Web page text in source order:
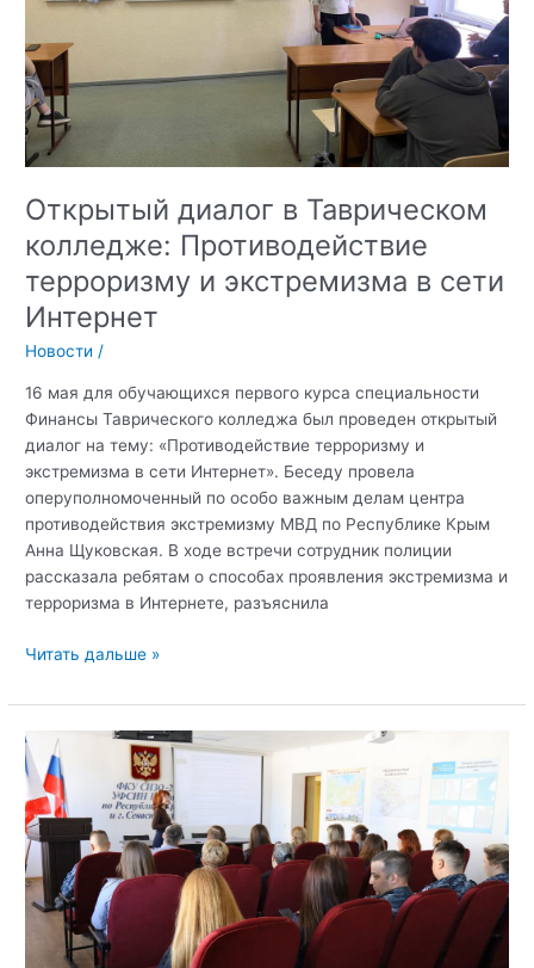
Открытый диалог в Таврическом
колледже: Противодействие
терроризму и экстремизма в сети
Интернет
Новости /
16 мая для обучающихся первого курса специальности
Финансы Таврического колледжа был проведен открытый
диалог на тему: «Противодействие терроризму и
экстремизма в сети Интернет». Беседу провела
оперуполномоченный по особо важным делам центра
противодействия экстремизму МВД по Республике Крым
Анна Щуковская. В ходе встречи сотрудник полиции
рассказала ребятам о способах проявления экстремизма и
терроризма в Интернете, разъяснила
Открытый
в
Таврическом
колледже:
Противодействие
терроризму
и
экстремизма
в
сети
Интернет
Читать дальше »